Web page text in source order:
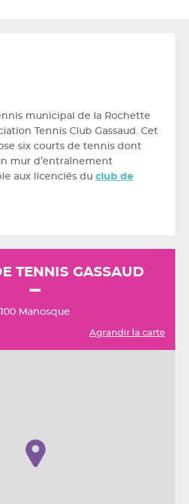
municipal de la Rochette
Tennis Club Gassaud. Cet
six courts de tennis dont
mur d’entraînement
aux licenciés du club de
TENNIS GASSAUD
Manosque
Agrandir la carte